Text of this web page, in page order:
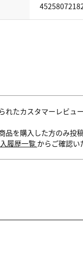
れたカスタマーレビュ
品を購入した方のみ投
履歴一覧からご確認い